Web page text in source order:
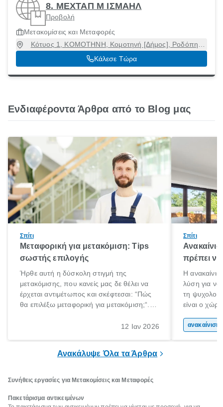
8. ΜΕΧΤΑΠ Μ ΙΣΜΑΗΛ
Προβολή
Μετακομίσεις και Μεταφορές
Κότυος 1, ΚΟΜΟΤΗΝΗ, Κομοτηνή [Δήμος], Ροδόπη,
69100
Κάλεσε Τώρα
Ενδιαφέροντα Άρθρα από το Blog μας
Σπίτι
Μεταφορική για μετακόμιση: Tips
σωστής επιλογής
Ήρθε αυτή η δύσκολη στιγμή της
μετακόμισης, που κανείς μας δε θέλει να
έρχεται αντιμέτωπος και σκέφτεσαι: “Πώς
θα επιλέξω μεταφορική για μετακόμιση;“.
ξεκινάς τις απαραίτητες ετοιμασίες,12 Ιαν 2026
Σπίτι
πρέπει να
Η
λύση για να
τη
είναι ο
Επομένως,
Ανακάλυψε Όλα τα Άρθρα
Συνήθεις εργασίες για Μετακομίσεις και Μεταφορές
Πακετάρισμα αντικειμένων